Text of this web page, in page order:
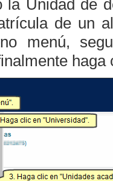
la Unidad de
de un
menú,
haga